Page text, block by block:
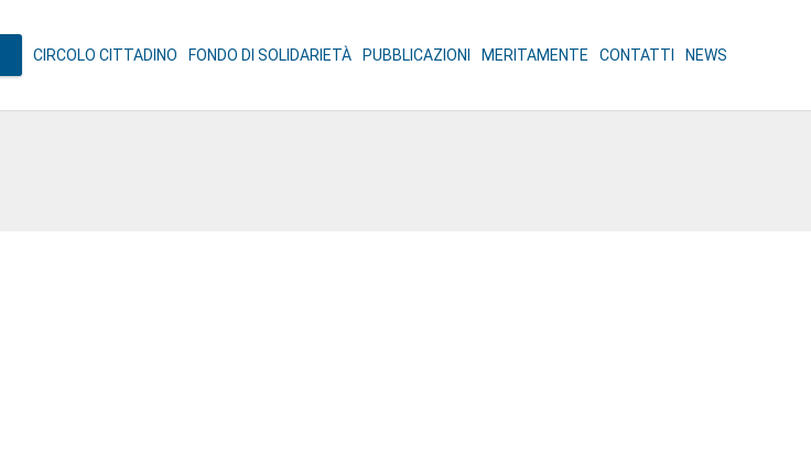
CIRCOLO CITTADINO FONDO DI SOLIDARIETÀ PUBBLICAZIONI MERITAMENTE CONTATTI NEWS